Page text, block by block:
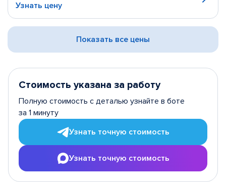
Узнать цену
Показать все цены
Стоимость указана за работу
Полную стоимость с деталью узнайте в боте
за 1 минуту
Узнать точную стоимость
Узнать точную стоимость